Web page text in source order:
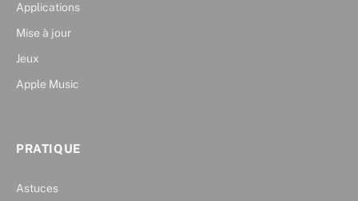
Applications
Mise à jour
Jeux
Apple Music
PRATIQUE
Astuces